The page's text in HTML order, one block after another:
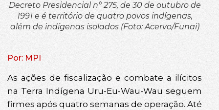
Decreto Presidencial n° 275, de 30 de outubro de
1991 e é território de quatro povos indígenas,
além de indígenas isolados (Foto: Acervo/Funai)
Por: MPI
As ações de fiscalização e combate a ilícitos
na Terra Indígena Uru-Eu-Wau-Wau seguem
firmes após quatro semanas de operação. Até